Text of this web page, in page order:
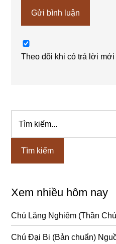
Theo dõi khi có trả lời mới
Sidebar
chính
kiếm...
Xem nhiều hôm nay
Chú Lăng Nghiêm (Thần
Chú Đại Bi (Bản chuẩn)